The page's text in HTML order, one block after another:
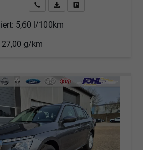
Angebot anfordern
Fahrzeugexpose (PDF)
5,60 l/100km
g/km